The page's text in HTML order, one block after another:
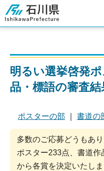
石川県
明るい選挙啓発
品・標語の審査
ポスターの部 書道の
多数のご応募どうもあ
ポスター233点、書道
から各賞を決定いたしま